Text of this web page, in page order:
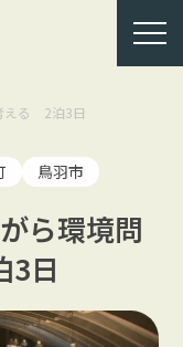
える 2泊3日
鳥羽市
ら環境問
3日